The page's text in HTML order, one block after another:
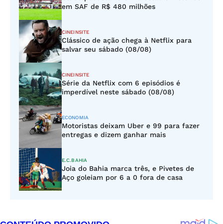
em SAF de R$ 480 milhões
CINEINSITE
Clássico de ação chega à Netflix para
salvar seu sábado (08/08)
CINEINSITE
Série da Netflix com 6 episódios é
imperdível neste sábado (08/08)
ECONOMIA
Motoristas deixam Uber e 99 para fazer
entregas e dizem ganhar mais
E.C.BAHIA
Joia do Bahia marca três, e Pivetes de
Aço goleiam por 6 a 0 fora de casa